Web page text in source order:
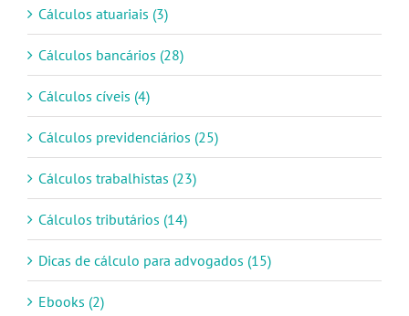
Cálculos atuariais (3)
Cálculos bancários (28)
Cálculos cíveis (4)
Cálculos previdenciários (25)
Cálculos trabalhistas (23)
Cálculos tributários (14)
Dicas de cálculo para advogados (15)
Ebooks (2)